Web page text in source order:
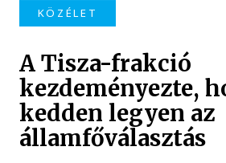
KÖZÉLET
A Tisza-frakció
kezdeményezte,
kedden legyen az
államfőválasztás